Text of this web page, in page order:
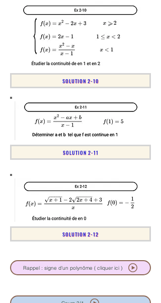
SOLUTION 2-10
SOLUTION 2-11
SOLUTION 2-12
Rappel : signe d'un polynôme ( cliquer ici )